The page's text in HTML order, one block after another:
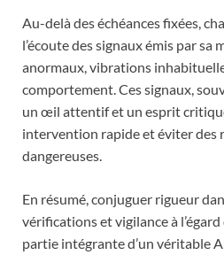
Au-delà des échéances fixées,
l’écoute des signaux émis par sa
anormaux, vibrations
comportement. Ces signaux,
un œil attentif et un esprit
intervention rapide et éviter des
dangereuses.
En résumé, conjuguer rigueur
vérifications et vigilance à
partie intégrante d’un véritable